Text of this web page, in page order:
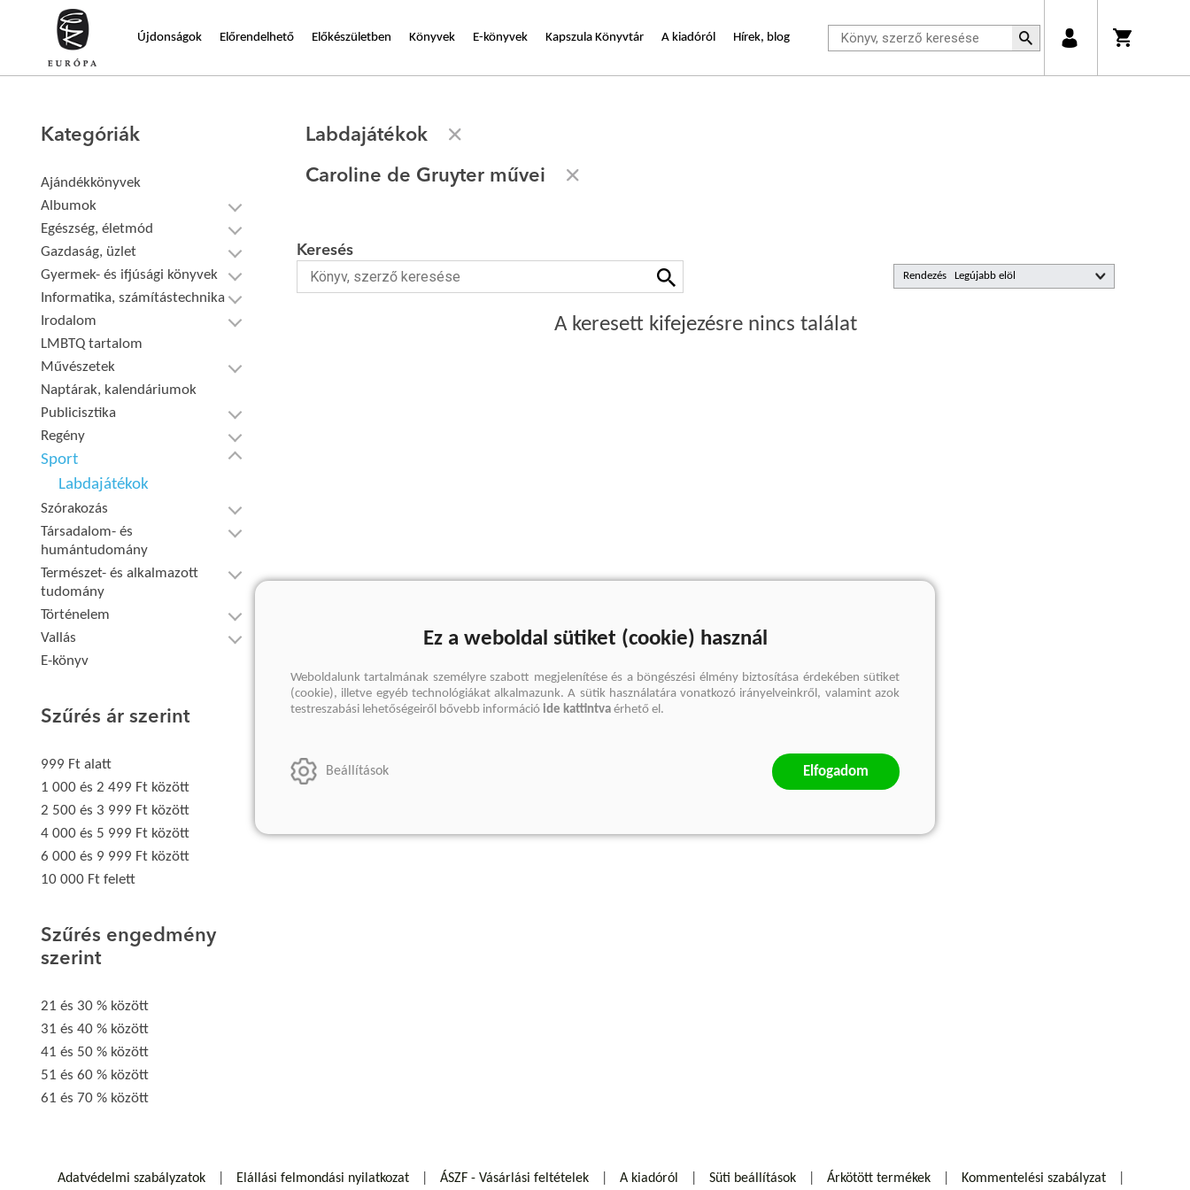
Újdonságok Előrendelhető Előkészületben Könyvek E-könyvek Kapszula Könyvtár A kiadóról Hírek, blog
Kategóriák
Ajándékkönyvek
Albumok
Egészség, életmód
Gazdaság, üzlet
Gyermek- és ifjúsági könyvek
Informatika, számítástechnika
Irodalom
LMBTQ tartalom
Művészetek
Naptárak, kalendáriumok
Publicisztika
Regény
Sport
Labdajátékok
Szórakozás
Társadalom- és
humántudomány
Természet- és alkalmazott
tudomány
Történelem
Vallás
E-könyv
Szűrés ár szerint
999 Ft alatt
1 000 és 2 499 Ft között
2 500 és 3 999 Ft között
4 000 és 5 999 Ft között
6 000 és 9 999 Ft között
10 000 Ft felett
Szűrés engedmény
szerint
21 és 30 % között
31 és 40 % között
41 és 50 % között
51 és 60 % között
61 és 70 % között
Labdajátékok
Caroline de Gruyter művei
Rendezés
Keresés
A keresett kifejezésre nincs találat
Adatvédelmi szabályzatok Elállási felmondási nyilatkozat ÁSZF - Vásárlási feltételek A kiadóról Süti beállítások Árkötött termékek Kommentelési szabályzat
Ez a weboldal sütiket (cookie) használ
Weboldalunk tartalmának személyre szabott megjelenítése és a böngészési élmény biztosítása érdekében sütiket
(cookie), illetve egyéb technológiákat alkalmazunk. A sütik használatára vonatkozó irányelveinkről, valamint azok
testreszabási lehetőségeiről bővebb információ ide kattintva érhető el.
Beállítások Elfogadom